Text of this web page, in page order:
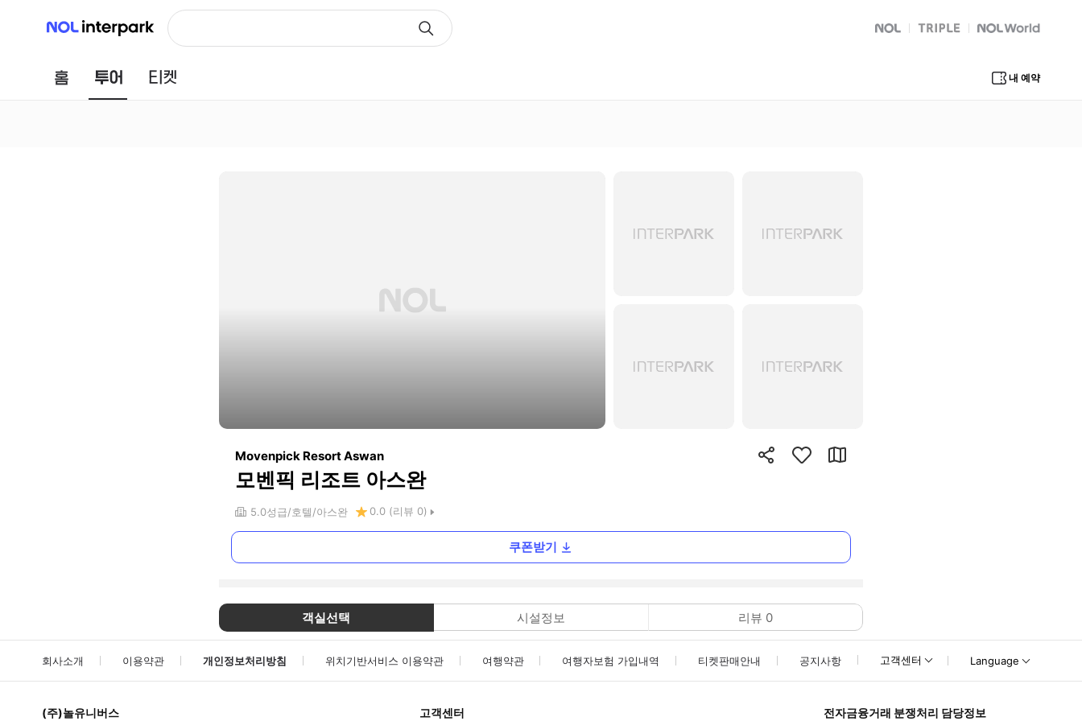
NOL 인터파크
NOL
트리플 Global Interpark
홈 투어 내 예약
Movenpick Resort Aswan
모벤픽 리조트 아스완
5.0성급 호텔 아스완 0.0 (리뷰 0)
쿠폰받기
객실선택 시설정보 리뷰 0
회사소개 이용약관 개인정보처리방침 위치기반서비스 이용약관 여행약관 여행자보험 가입내역 티켓판매안내 공지사항 고객센터 Language
(주)놀유니버스 고객센터 전자금융거래 분쟁처리 담당정보